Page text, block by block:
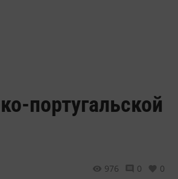
португальской
976 0 0